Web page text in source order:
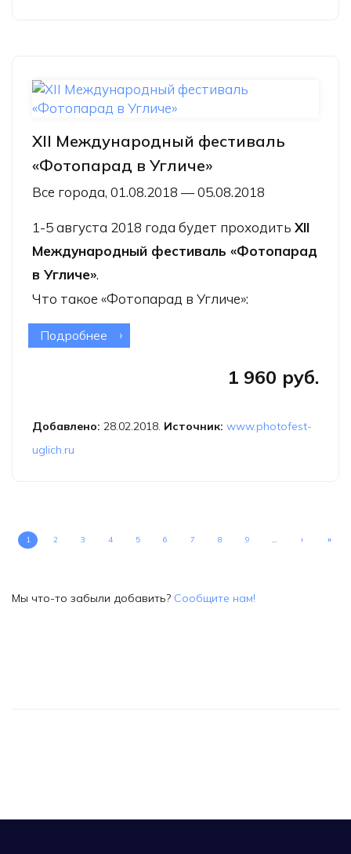
XII Международный фестиваль
«Фотопарад в Угличе»
Все города, 01.08.2018 — 05.08.2018
1-5 августа 2018 года будет проходить XII
Международный фестиваль «Фотопарад
в Угличе».
Что такое «Фотопарад в Угличе»:
Подробнее о XII Международный фестиваль
1 960 руб.
Добавлено: 28.02.2018. Источник: www.photofest-
uglich.ru
1 2 3 4 5 6 7 8 9 … › »
Мы что-то забыли добавить? Сообщите нам!